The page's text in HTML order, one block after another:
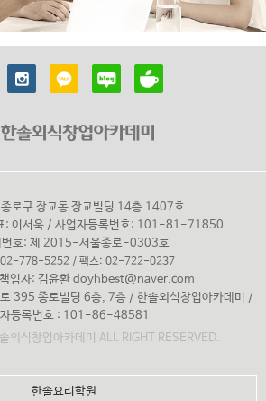
로구 장교동 장교빌딩 14층 1407호
: 이서욱 / 사업자등록번호: 101-81-71850
번호: 제 2015-서울종로-0303호
02-778-5252 / 팩스: 02-722-0237
임자: 김윤환doyhbest@naver.com
395 종로빌딩 6층, 7층 / 한솔외식창업아카데미 /
등록번호 : 101-86-48581
외식창업아카데미 ALL RIGHT RESERVED.
한솔요리학원